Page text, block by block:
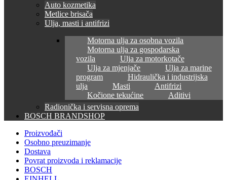
Auto kozmetika
Metlice brisača
Ulja, masti i antifrizi
Motorna ulja za osobna vozila
Motorna ulja za gospodarska
vozila
Ulja za motorkotače
Ulja za mjenjače
Ulja za marine
program
Hidraulička i industrijska
ulja
Masti
Antifrizi
Kočione tekućine
Aditivi
Radionička i servisna oprema
BOSCH BRANDSHOP
Proizvođači
Osobno preuzimanje
Dostava
Povrat proizvoda i reklamacije
BOSCH